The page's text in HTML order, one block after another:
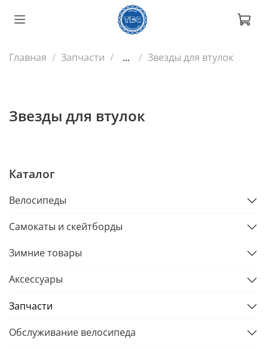
Главная Запчасти ... Звезды для втулок
Звезды для втулок
Каталог
Велосипеды
Самокаты и скейтборды
Зимние товары
Аксессуары
Запчасти
Обслуживание велосипеда